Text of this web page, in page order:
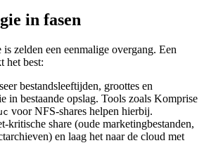
in fasen
zelden een eenmalige overgang. Een
het best:
bestandsleeftijden, groottes en
in bestaande opslag. Tools zoals Komprise
voor NFS-shares helpen hierbij.
kritische share (oude marketingbestanden,
en laag het naar de cloud met